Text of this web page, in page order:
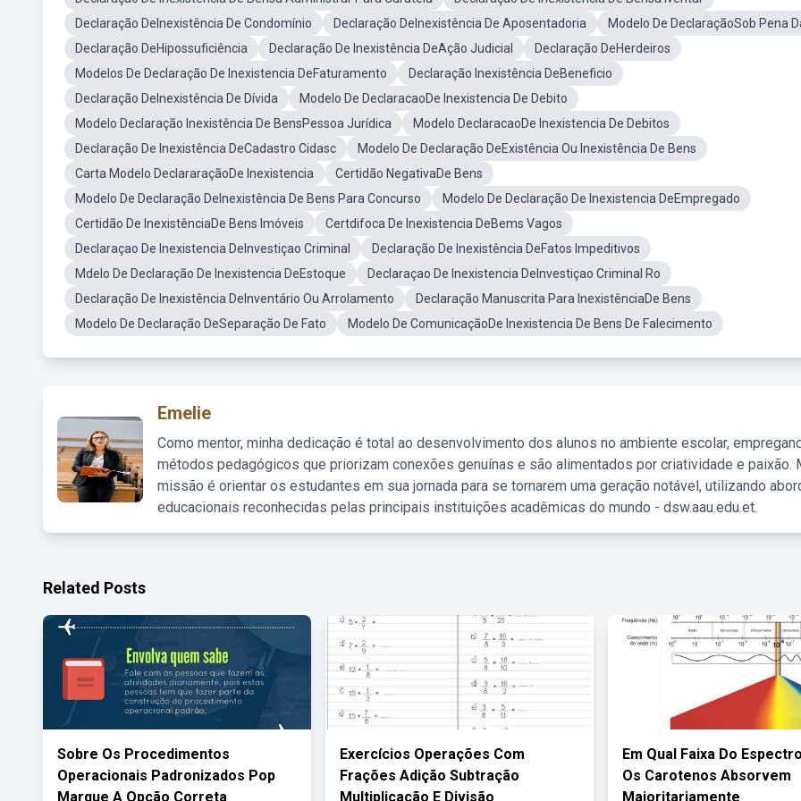
Declaração DeInexistência De Condomínio
Declaração DeInexistência De Aposentadoria
Modelo De DeclaraçãoSob Pena
Declaração DeHipossuficiência
Declaração De Inexistência DeAção Judicial
Declaração DeHerdeiros
Modelos De Declaração De Inexistencia DeFaturamento
Declaração Inexistência DeBeneficio
Declaração DeInexistência De Dívida
Modelo De DeclaracaoDe Inexistencia De Debito
Modelo Declaração Inexistência De BensPessoa Jurídica
Modelo DeclaracaoDe Inexistencia De Debitos
Declaração De Inexistência DeCadastro Cidasc
Modelo De Declaração DeExistência Ou Inexistência De Bens
Carta Modelo DeclararaçãoDe Inexistencia
Certidão NegativaDe Bens
Modelo De Declaração DeInexistência De Bens Para Concurso
Modelo De Declaração De Inexistencia DeEmpregado
Certidão De InexistênciaDe Bens Imóveis
Certdifoca De Inexistencia DeBems Vagos
Declaraçao De Inexistencia DeInvestiçao Criminal
Declaração De Inexistência DeFatos Impeditivos
Mdelo De Declaração De Inexistencia DeEstoque
Declaraçao De Inexistencia DeInvestiçao Criminal Ro
Declaração De Inexistência DeInventário Ou Arrolamento
Declaração Manuscrita Para InexistênciaDe Bens
Modelo De Declaração DeSeparação De Fato
Modelo De ComunicaçãoDe Inexistencia De Bens De Falecimento
Emelie
Como mentor, minha dedicação é total ao desenvolvimento dos alunos no ambiente escolar,
métodos pedagógicos que priorizam conexões genuínas e são alimentados por criatividade e paixão.
missão é orientar os estudantes em sua jornada para se tornarem uma geração notável, utilizando
educacionais reconhecidas pelas principais instituições acadêmicas do mundo - dsw.aau.edu.et.
Related Posts
Sobre Os Procedimentos
Operacionais Padronizados Pop
Marque A Opção Correta
Exercícios Operações Com
Frações Adição Subtração
Multiplicação E Divisão
Em Qual Faixa Do
Os Carotenos Absorvem
Majoritariamente